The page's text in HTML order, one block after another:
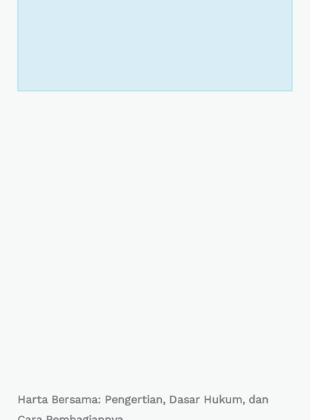
Harta Bersama: Pengertian, Dasar Hukum, dan